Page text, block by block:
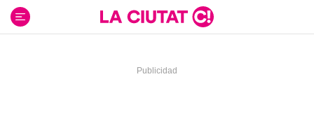
contenido